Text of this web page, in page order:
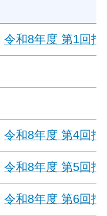
令和8年度 第1回指
令和8年度 第4回指
令和8年度 第5回指
令和8年度 第6回指